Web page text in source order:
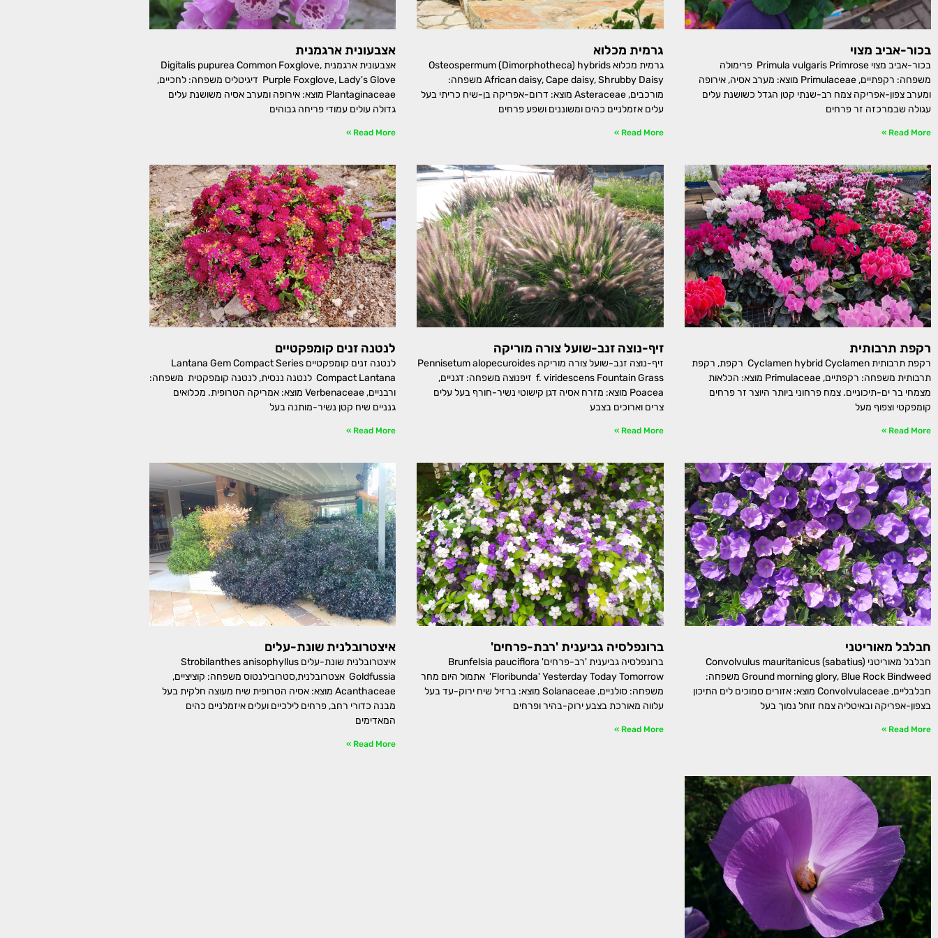
בכור-אביב מצוי
בכור-אביב מצוי Primula vulgaris Primrose פרימולה
משפחה: רקפתיים, Primulaceae מוצא: מערב אסיה, אירופה
ומערב צפון-אפריקה צמח רב-שנתי קטן הגדל כשושנת עלים
עגולה שבמרכזה זר פרחים
Read More »
גרמית מכלוא
גרמית מכלוא Osteospermum (Dimorphotheca) hybrids
African daisy, Cape daisy, Shrubby Daisy משפחה:
מורכבים, Asteraceae מוצא: דרום-אפריקה בן-שיח כריתי בעל
עלים אזמלניים כהים ומשוננים ושפע פרחים
Read More »
אצבעונית ארגמנית
אצבעונית ארגמנית Digitalis pupurea Common Foxglove,
Purple Foxglove, Lady's Glove דיגיטליס משפחה: לחכיים,
Plantaginaceae מוצא: אירופה ומערב אסיה משושנת עלים
גדולה עולים עמודי פריחה גבוהים
Read More »
רקפת תרבותית
רקפת תרבותית Cyclamen hybrid Cyclamen רקפת, רקפת
תרבותית משפחה: רקפתיים, Primulaceae מוצא: הכלאות
מצמחי בר ים-תיכוניים. צמח פרחוני ביותר היוצר זר פרחים
קומפקטי וצפוף מעל
Read More »
זיף-נוצה זנב-שועל צורה מוריקה
זיף-נוצה זנב-שועל צורה מוריקה Pennisetum alopecuroides
f. viridescens Fountain Grass זיפנוצה משפחה: דגניים,
Poacea מוצא: מזרח אסיה דגן קישוטי נשיר-חורף בעל עלים
צרים וארוכים בצבע
Read More »
לנטנה זנים קומפקטיים
לנטנה זנים קומפקטיים Lantana Gem Compact Series
Compact Lantana לנטנה ננסית, לנטנה קומפקטית משפחה:
ורבניים, Verbenaceae מוצא: אמריקה הטרופית. מכלואים
גנניים שיח קטן נשיר-מותנה בעל
Read More »
חבלבל מאוריטני
חבלבל מאוריטני Convolvulus mauritanicus (sabatius)
Ground morning glory, Blue Rock Bindweed משפחה:
חבלבליים, Convolvulaceae מוצא: אזורים סמוכים לים התיכון
בצפון-אפריקה ובאיטליה צמח זוחל נמוך בעל
Read More »
ברונפלסיה גביענית 'רבת-פרחים'
ברונפלסיה גביענית 'רב-פרחים' Brunfelsia pauciflora
'Floribunda' Yesterday Today Tomorrow אתמול היום מחר
משפחה: סולניים, Solanaceae מוצא: ברזיל שיח ירוק-עד בעל
עלווה מאורכת בצבע ירוק-בהיר ופרחים
Read More »
איצטרובלנית שונת-עלים
איצטרובלנית שונת-עלים Strobilanthes anisophyllus
Goldfussia אצטרובלנית,סטרובילנטוס משפחה: קוציציים,
Acanthaceae מוצא: אסיה הטרופית שיח מעוצה חלקית בעל
מבנה כדורי רחב, פרחים לילכיים ועלים איזמלניים כהים
המאדימים
Read More »